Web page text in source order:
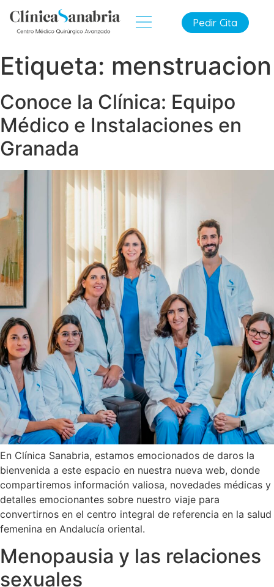
Pedir Cita
Etiqueta: menstruacion
Conoce la Clínica: Equipo
Médico e Instalaciones en
Granada
En Clínica Sanabria, estamos emocionados de daros la
bienvenida a este espacio en nuestra nueva web, donde
compartiremos información valiosa, novedades médicas y
detalles emocionantes sobre nuestro viaje para
convertirnos en el centro integral de referencia en la salud
femenina en Andalucía oriental.
Menopausia y las relaciones
sexuales